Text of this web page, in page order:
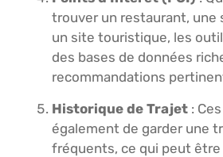
trouver un restaurant, une
un site touristique, les
des bases de données
recommandations
Historique de Trajet :
également de garder une
fréquents, ce qui peut